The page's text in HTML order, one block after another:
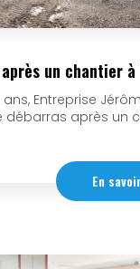
un chantier à
Entreprise
débarras après un
En